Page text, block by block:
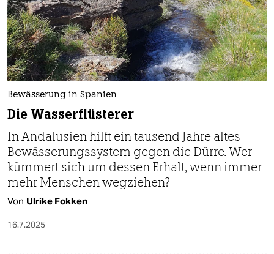
Bewässerung in Spanien
Die Wasserflüsterer
In Andalusien hilft ein tausend Jahre altes
Bewässerungssystem gegen die Dürre. Wer
kümmert sich um dessen Erhalt, wenn immer
mehr Menschen wegziehen?
Von Ulrike Fokken
16.7.2025